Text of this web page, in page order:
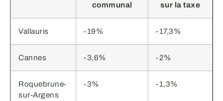
communal
sur la taxe
Vallauris -19% -17,3%
Cannes -3,6% -2%
Roquebrune-
sur-Argens
-3% -1,3%